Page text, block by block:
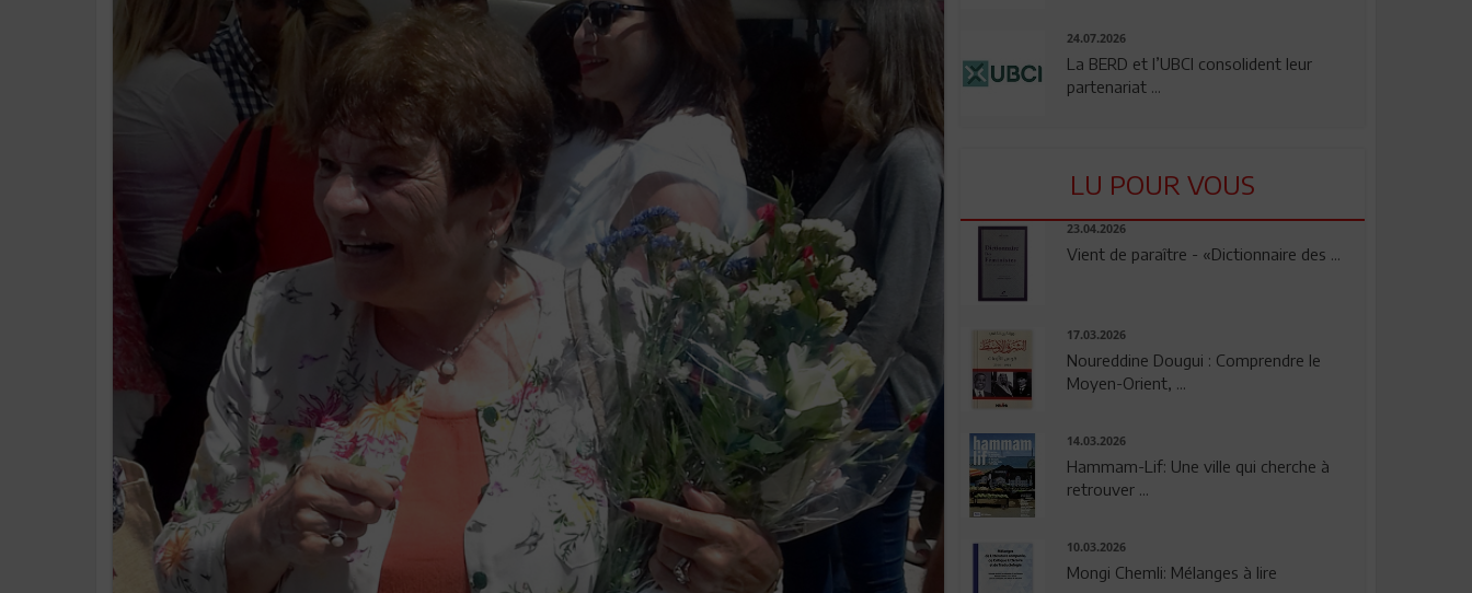
24.07.2026
La BERD et l’UBCI consolident leur
partenariat ...
LU POUR VOUS
23.04.2026
Vient de paraître - «Dictionnaire des ...
17.03.2026
Noureddine Dougui : Comprendre le
Moyen-Orient, ...
14.03.2026
Hammam-Lif: Une ville qui cherche à
retrouver ...
10.03.2026
Mongi Chemli: Mélanges à lire